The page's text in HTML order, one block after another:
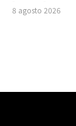
8 agosto 2026